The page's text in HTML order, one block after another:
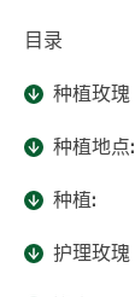
目录
种植玫瑰
种植地点:
种植:
护理玫瑰